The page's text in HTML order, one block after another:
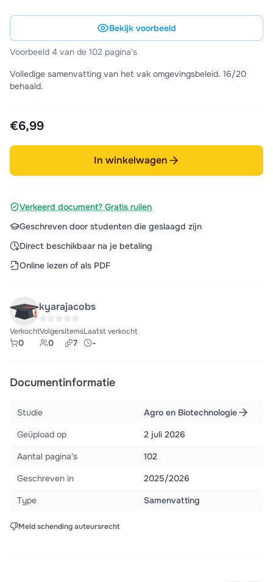
Bekijk voorbeeld
Voorbeeld 4 van de 102 pagina's
Volledige samenvatting van het vak omgevingsbeleid. 16/20
behaald.
€6,99
In winkelwagen
Verkeerd document? Gratis ruilen
Geschreven door studenten die geslaagd zijn
Direct beschikbaar na je betaling
Online lezen of als PDF
kyarajacobs
Verkocht
0
Volgers
0
Items
7
Laatst verkocht
-
Documentinformatie
Studie
Agro en Biotechnologie
Geüpload op
2 juli 2026
Aantal pagina's
102
Geschreven in
2025/2026
Type
Samenvatting
Meld schending auteursrecht